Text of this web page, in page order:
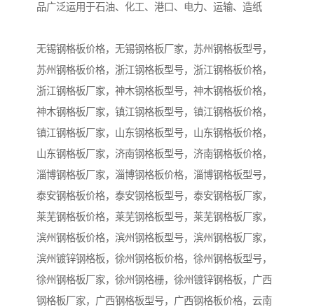
品广泛运用于石油、化工、港口、电力、运输、造纸
无锡钢格板价格，无锡钢格板厂家，苏州钢格板型号，
苏州钢格板价格，浙江钢格板型号，浙江钢格板价格，
浙江钢格板厂家，神木钢格板型号，神木钢格板价格，
神木钢格板厂家，镇江钢格板型号，镇江钢格板价格，
镇江钢格板厂家，山东钢格板型号，山东钢格板价格，
山东钢格板厂家，济南钢格板型号，济南钢格板价格，
淄博钢格板厂家，淄博钢格板价格，淄博钢格板型号，
泰安钢格板价格，泰安钢格板型号，泰安钢格板厂家，
莱芜钢格板价格，莱芜钢格板型号，莱芜钢格板厂家，
滨州钢格板价格，滨州钢格板型号，滨州钢格板厂家，
滨州镀锌钢格板，徐州钢格板价格，徐州钢格板型号，
徐州钢格板厂家，徐州钢格栅，徐州镀锌钢格板，广西
钢格板厂家，广西钢格板型号，广西钢格板价格，云南